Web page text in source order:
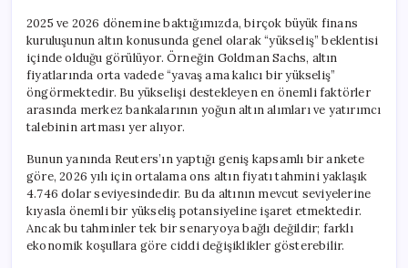
2025 ve 2026 dönemine baktığımızda, birçok büyük finans
kuruluşunun altın konusunda genel olarak “yükseliş” beklentisi
içinde olduğu görülüyor. Örneğin Goldman Sachs, altın
fiyatlarında orta vadede “yavaş ama kalıcı bir yükseliş”
öngörmektedir. Bu yükselişi destekleyen en önemli faktörler
arasında merkez bankalarının yoğun altın alımları ve yatırımcı
talebinin artması yer alıyor.
Bunun yanında Reuters’ın yaptığı geniş kapsamlı bir ankete
göre, 2026 yılı için ortalama ons altın fiyatı tahmini yaklaşık
4.746 dolar seviyesindedir. Bu da altının mevcut seviyelerine
kıyasla önemli bir yükseliş potansiyeline işaret etmektedir.
Ancak bu tahminler tek bir senaryoya bağlı değildir; farklı
ekonomik koşullara göre ciddi değişiklikler gösterebilir.